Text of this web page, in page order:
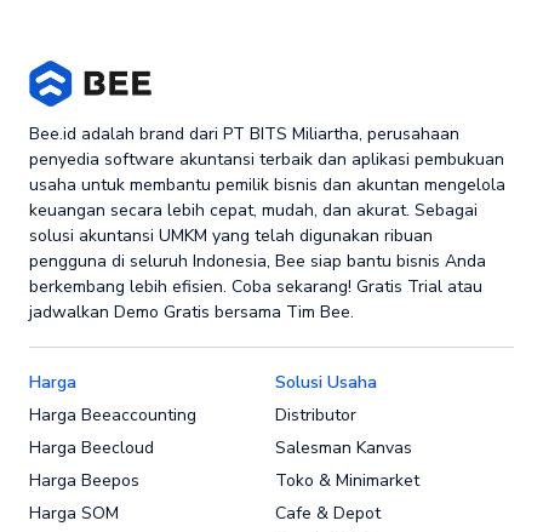
Bee.id adalah brand dari PT BITS Miliartha, perusahaan
penyedia software akuntansi terbaik dan aplikasi pembukuan
usaha untuk membantu pemilik bisnis dan akuntan mengelola
keuangan secara lebih cepat, mudah, dan akurat. Sebagai
solusi akuntansi UMKM yang telah digunakan ribuan
pengguna di seluruh Indonesia, Bee siap bantu bisnis Anda
berkembang lebih efisien. Coba sekarang! Gratis Trial atau
jadwalkan Demo Gratis bersama Tim Bee.
Harga
Harga Beeaccounting
Harga Beecloud
Harga Beepos
Harga SOM
Solusi Usaha
Distributor
Salesman Kanvas
Toko & Minimarket
Cafe & Depot